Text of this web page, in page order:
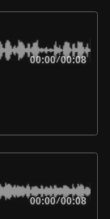
00:00/00:08
00:00/00:08